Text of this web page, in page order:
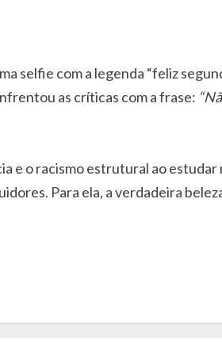
selfie com a legenda “feliz
as críticas com a frase:
e o racismo estrutural ao
Para ela, a verdadeira